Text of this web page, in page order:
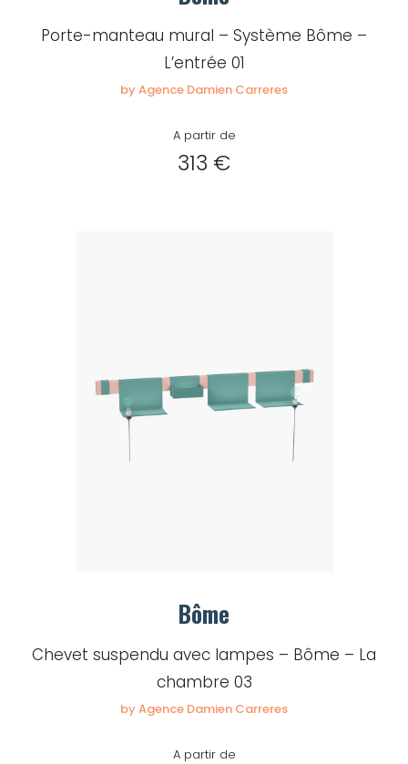
Porte-manteau mural – Système Bôme –
L’entrée 01
by Agence Damien Carreres
A partir de
313 €
Bôme
Chevet suspendu avec lampes – Bôme – La
chambre 03
by Agence Damien Carreres
A partir de